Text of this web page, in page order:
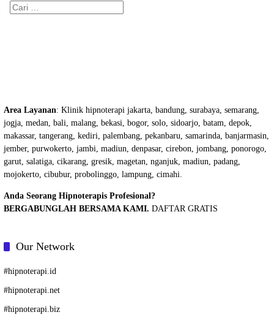
Cari
Area Layanan: Klinik hipnoterapi jakarta, bandung, surabaya, semarang,
jogja, medan, bali, malang, bekasi, bogor, solo, sidoarjo, batam, depok,
makassar, tangerang, kediri, palembang, pekanbaru, samarinda, banjarmasin,
jember, purwokerto, jambi, madiun, denpasar, cirebon, jombang, ponorogo,
garut, salatiga, cikarang, gresik, magetan, nganjuk, madiun, padang,
mojokerto, cibubur, probolinggo, lampung, cimahi.
Anda Seorang Hipnoterapis Profesional?
BERGABUNGLAH BERSAMA KAMI. DAFTAR GRATIS
Our Network
#hipnoterapi.id
#hipnoterapi.net
#hipnoterapi.biz